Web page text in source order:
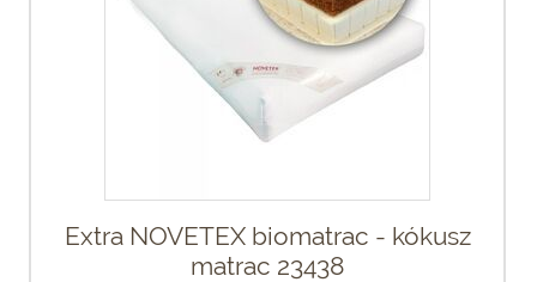
Extra NOVETEX biomatrac - kókusz
matrac 23438